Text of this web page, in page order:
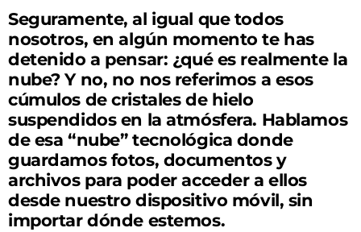
SHOW
Seguramente, al igual que todos
nosotros, en algún momento te has
detenido a pensar: ¿qué es realmente la
nube? Y no, no nos referimos a esos
cúmulos de cristales de hielo
suspendidos en la atmósfera. Hablamos
de esa “nube” tecnológica donde
guardamos fotos, documentos y
archivos para poder acceder a ellos
desde nuestro dispositivo móvil, sin
importar dónde estemos.